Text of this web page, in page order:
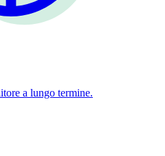
a lungo termine.